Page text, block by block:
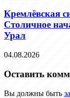
Кремлёвская
Столичное
Урал
04.08.2026
Оставить
Вы должны быть